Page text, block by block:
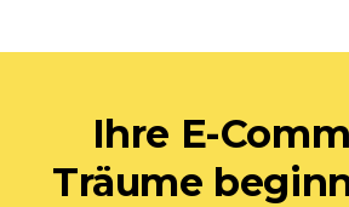
Ihre E-
Träume